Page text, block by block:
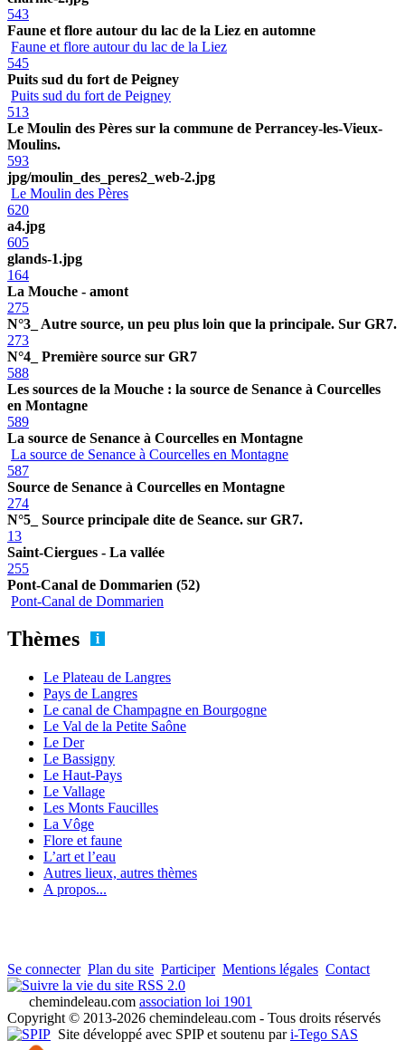
543
Faune et flore autour du lac de la Liez en automne
Faune et flore autour du lac de la Liez
545
Puits sud du fort de Peigney
Puits sud du fort de Peigney
513
Le Moulin des Pères sur la commune de Perrancey-les-Vieux-
Moulins.
593
jpg/moulin_des_peres2_web-2.jpg
Le Moulin des Pères
620
a4.jpg
605
glands-1.jpg
164
La Mouche - amont
275
N°3_ Autre source, un peu plus loin que la principale. Sur GR7.
273
N°4_ Première source sur GR7
588
Les sources de la Mouche : la source de Senance à Courcelles
en Montagne
589
La source de Senance à Courcelles en Montagne
La source de Senance à Courcelles en Montagne
587
Source de Senance à Courcelles en Montagne
274
N°5_ Source principale dite de Seance. sur GR7.
13
Saint-Ciergues - La vallée
255
Pont-Canal de Dommarien (52)
Pont-Canal de Dommarien
Thèmes
Le Plateau de Langres
Pays de Langres
Le canal de Champagne en Bourgogne
Le Val de la Petite Saône
Le Der
Le Bassigny
Le Haut-Pays
Le Vallage
Les Monts Faucilles
La Vôge
Flore et faune
L’art et l’eau
Autres lieux, autres thèmes
A propos...
Se connecter Plan du site Participer Mentions légales Contact
RSS 2.0
chemindeleau.com association loi 1901
Copyright © 2013-2026 chemindeleau.com - Tous droits réservés
Site développé avec SPIP et soutenu pari-Tego SAS